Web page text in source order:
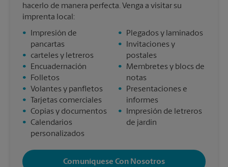
hacerlo de manera perfecta. Venga a visitar su
imprenta local:
•
Impresión de
pancartas
•
carteles y letreros
•
Encuadernación
•
Folletos
•
Volantes y panfletos
•
Tarjetas comerciales
• Copias y documentos
• Calendarios
personalizados
•
Plegados y laminados
•
Invitaciones y
postales
•
Membretes y blocs de
notas
•
Presentaciones e
informes
•
Impresión de letreros
de jardín
Comuníquese Con Nosotros